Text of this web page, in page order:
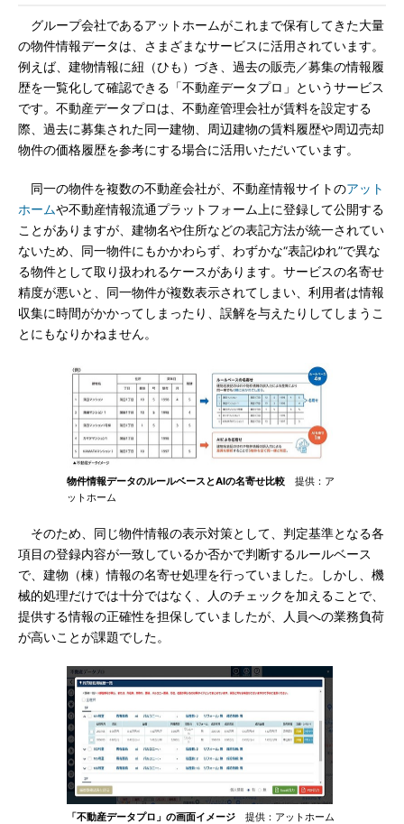
グループ会社であるアットホームがこれまで保有してきた大量
の物件情報データは、さまざまなサービスに活用されています。
例えば、建物情報に紐（ひも）づき、過去の販売／募集の情報履
歴を一覧化して確認できる「不動産データプロ」というサービス
です。不動産データプロは、不動産管理会社が賃料を設定する
際、過去に募集された同一建物、周辺建物の賃料履歴や周辺売却
物件の価格履歴を参考にする場合に活用いただいています。
同一の物件を複数の不動産会社が、不動産情報サイトのアット
ホームや不動産情報流通プラットフォーム上に登録して公開する
ことがありますが、建物名や住所などの表記方法が統一されてい
ないため、同一物件にもかかわらず、わずかな“表記ゆれ”で異な
る物件として取り扱われるケースがあります。サービスの名寄せ
精度が悪いと、同一物件が複数表示されてしまい、利用者は情報
収集に時間がかかってしまったり、誤解を与えたりしてしまうこ
とにもなりかねません。
物件情報データのルールベースとAIの名寄せ比較 提供：ア
ットホーム
そのため、同じ物件情報の表示対策として、判定基準となる各
項目の登録内容が一致しているか否かで判断するルールベース
で、建物（棟）情報の名寄せ処理を行っていました。しかし、機
械的処理だけでは十分ではなく、人のチェックを加えることで、
提供する情報の正確性を担保していましたが、人員への業務負荷
が高いことが課題でした。
「不動産データプロ」の画面イメージ 提供：アットホーム